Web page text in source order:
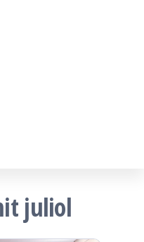
juliol